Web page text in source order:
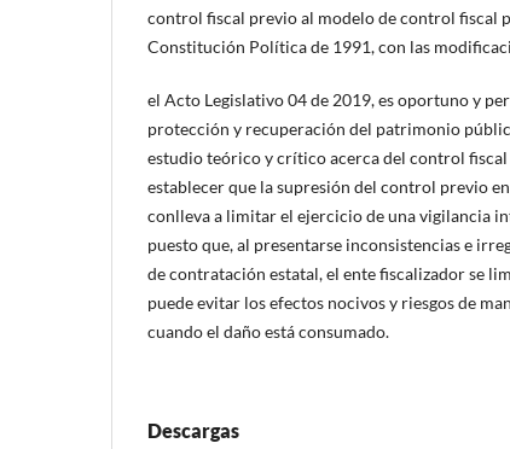
control fiscal previo al modelo de control fiscal
Constitución Política de 1991, con las
el Acto Legislativo 04 de 2019, es oportuno y
protección y recuperación del patrimonio
estudio teórico y crítico acerca del control
establecer que la supresión del control previo
conlleva a limitar el ejercicio de una vigilancia
puesto que, al presentarse inconsistencias e
de contratación estatal, el ente fiscalizador se
puede evitar los efectos nocivos y riesgos de
cuando el daño está consumado.
Descargas